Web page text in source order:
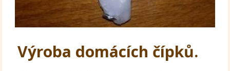
Výroba domácích čípků.